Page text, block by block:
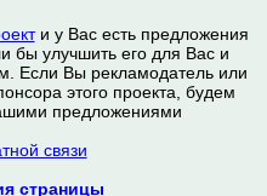
и у Вас есть предложения
бы улучшить его для Вас и
Если Вы рекламодатель или
этого проекта, будем
предложениями
связи
страницы